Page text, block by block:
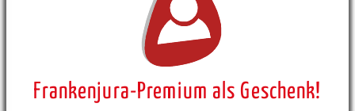
Frankenjura-Premium als Geschenk!